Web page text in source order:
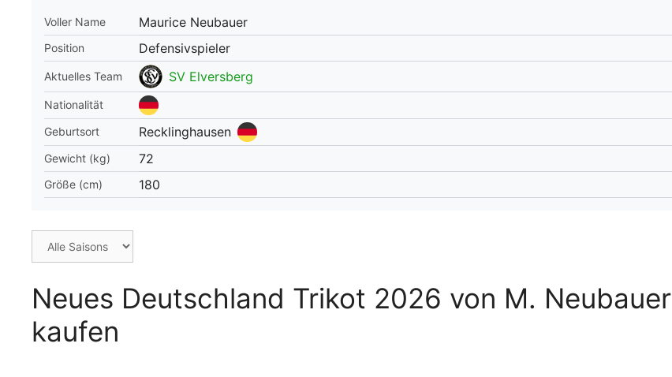
downloaden & automatisch ausfüllen
Voller Name Maurice Neubauer
Position Defensivspieler
Aktuelles Team SV Elversberg
Nationalität
Geburtsort
Recklinghausen
Gewicht (kg) 72
Größe (cm) 180
Neues Deutschland Trikot 2026 von M. Neubauer
kaufen